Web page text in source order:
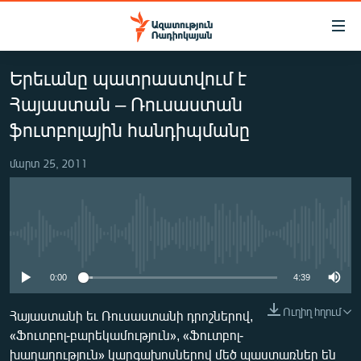
Մատչելիության
հիմնական
բովանդակությանը
Անցնել
հիմնական
մենյուին
Որոնում
ԱԶԱՏՈՒԹՅՈՒՆ TV
ՀԱՅԱՍՏԱՆ
ՔԱՂԱՔԱԿԱՆ
ԸՆՏՐՈՒԹՅՈՒՆՆԵՐ 2026
ՂԱՐԱԲԱՂ
ՊԱՏԵՐԱԶՄԻ 6 ՇԱԲԱԹՆԵՐԸ
ՏԱՐԱԾԱՇՐՋԱՆ
Երեւանը պատրաստվում է
Հայաստան – Ռուսաստան
ֆուտբոլային հանդիպմանը
մարտ 25, 2011
0:00 4:39
Ուղիղ հղում
Հայաստանի եւ Ռուսաստանի դրոշներով,
«Ֆուտբոլ-բարեկամություն», «Ֆուտբոլ-
խաղաղություն» կարգախոսներով մեծ պաստառներ են